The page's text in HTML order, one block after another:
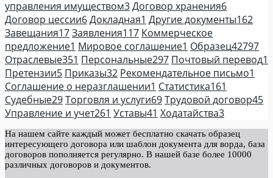
управления имуществом3Договор хранения6
Договор цессии6Докладная1 Другие документы162
Завещания17Заявления117 Коммерческое
предложение1 Мировое соглашение1 Образец42797
Отраслевые351 Персональные297 Почтовый перевод1
Претензии5 Приказы32 Рекомендательное письмо1
Соглашение о неразглашении1 Статистика161
Судебные29Торговля и услуги69Трудовой договор45
Управление и учет261 Уставы41 Ходатайства3
На нашем сайте каждый может бесплатно скачать образец
интересующего договора или шаблон документа для ворда, база
договоров пополняется регулярно. В нашей базе более 10000
различных договоров и документов.